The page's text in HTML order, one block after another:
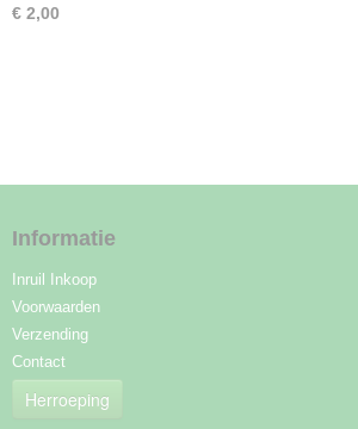
€ 2,00
Informatie
Inruil Inkoop
Voorwaarden
Verzending
Contact
Herroeping